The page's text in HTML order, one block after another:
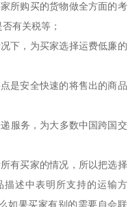
所购买的货物做全方面的考
有关税等；
下，为买家选择运费低廉的
是安全快速的将售出的商品
服务，为大多数中国跨国交
有买家的情况，所以把选择
述中表明所支持的运输方
如果买家有别的需要自会联